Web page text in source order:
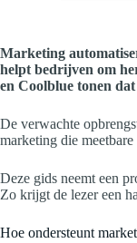
Marketing
helpt bedrijven om
en Coolblue tonen
De verwachte
marketing die
Deze gids neemt een
Zo krijgt de lezer een
Hoe ondersteunt